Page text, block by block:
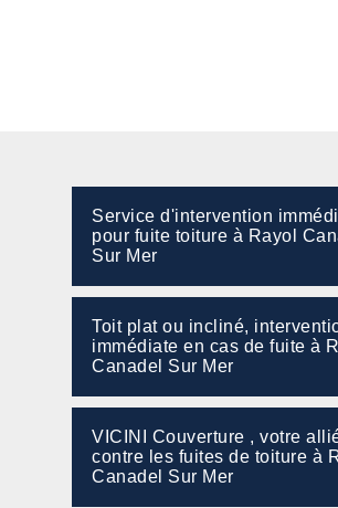
Service d'intervention
pour fuite toiture à Rayol
Sur Mer
Toit plat ou incliné,
immédiate en cas de fuite à
Canadel Sur Mer
VICINI Couverture , votre
contre les fuites de toiture à
Canadel Sur Mer